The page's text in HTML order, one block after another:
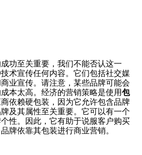
功至关重要，我们不能否认这一
术宣传任何内容。它们包括社交媒
业宣传。请注意，某些品牌可能会
本太高。经济的营销策略是使用包
依赖硬包装，因为它允许包含品牌
及其属性至关重要。它可以有一个
性。因此，它有助于说服客户购买
牌依靠其包装进行商业营销。